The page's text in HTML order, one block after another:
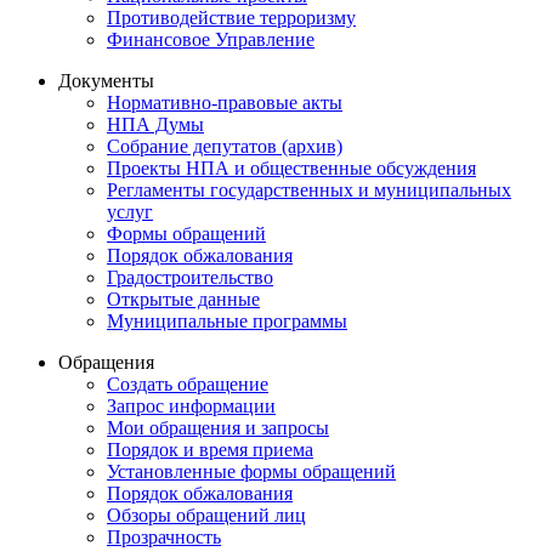
Противодействие терроризму
Финансовое Управление
Документы
Нормативно-правовые акты
НПА Думы
Собрание депутатов (архив)
Проекты НПА и общественные обсуждения
Регламенты государственных и муниципальных
услуг
Формы обращений
Порядок обжалования
Градостроительство
Открытые данные
Муниципальные программы
Обращения
Создать обращение
Запрос информации
Мои обращения и запросы
Порядок и время приема
Установленные формы обращений
Порядок обжалования
Обзоры обращений лиц
Прозрачность